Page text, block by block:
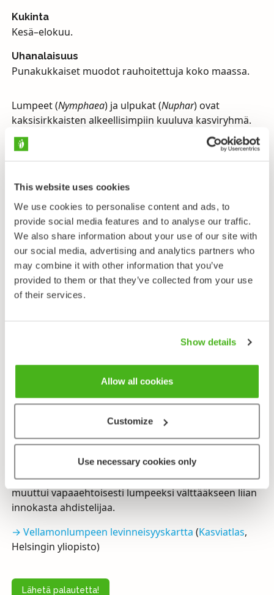
This website uses cookies
We use cookies to personalise content and ads, to
provide social media features and to analyse our traffic.
We also share information about your use of our site with
our social media, advertising and analytics partners who
may combine it with other information that you’ve
provided to them or that they’ve collected from your use
of their services.
Show details
Allow all cookies
Customize
Use necessary cookies only
Kukinta
Kesä–elokuu.
Uhanalaisuus
Punakukkaiset muodot rauhoitettuja koko maassa.
Lumpeet (Nymphaea) ja ulpukat (Nuphar) ovat
kaksisirkkaisten alkeellisimpiin kuuluva kasviryhmä.
Alkeellisia piirteitä ovat mm. kukkalehtien kierteinen
asento ja suuri lukumäärä. Toisaalta kelluslehdet
vesikasveja, joilla on leveälapaisia, ehytlaitaisia upos-
ja kelluslehtiä.
Maailmanlaajuisesti lummelajeja tunnetaan noin 50,
niistä Suomessa kaksi lajia (toisesta kaksi alalajia) tai
määrittelijästä riippuen kolme lajia, ja määrittelijästä
riippumatta lisäksi risteymiä. Suomenlumme on
lumpeistamme pienikukkaisin ja monen mielestä
N. candida ,
) saattavat risteytyä,
tuloksena vellamonlumme (Nymphaea candida x
Lumpeiden tieteellisen nimenNymphaetakana on
Kreikan taruston luonnottaret eli nymfit, joista yksi
rakastui Zeuksen poikaan, Herakleeseen saamatta
vastarakkautta ja menehtyi lopulta murheeseensa.
Jumalat säälivät nymfiä ja muuttivat hänet kauniiksi
lumpeeksi. Toisen tarun mukaan eräs nymfeistä
muuttui vapaaehtoisesti lumpeeksi välttääkseen liian
innokasta ahdistelijaa.
→ Vellamonlumpeen levinneisyyskartta (Kasviatlas,
Helsingin yliopisto)
Lähetä palautetta!